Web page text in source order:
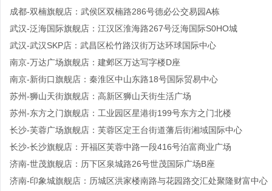
成都-双楠旗舰店：武侯区双楠路286号德必公交易园A栋
武汉-泛海国际旗舰店：江汉区淮海路267号泛海国际S0HO城
武汉-武汉SKP店：武昌区松竹路汉街万达环球国际中心
南京-万达广场旗舰店：建邺区万达写字楼D座
南京-新街口旗舰店：秦淮区中山东路18号国际贸易中心
苏州-狮山天街旗舰店：高新区狮山天街生活广场
苏州-东方之门旗舰店：工业园区星港街199号东方之门北楼
长沙-芙蓉广场旗舰店：芙蓉区定王台街道藩后街湘域国际中心
长沙-长沙旗舰店：开福区芙蓉中路一段416号泊富商业广场
济南-世茂旗舰店：历下区泉城路26号世茂国际广场B座
济南-印象城旗舰店：历城区洪家楼南路与花园路交汇处聚隆财富中心